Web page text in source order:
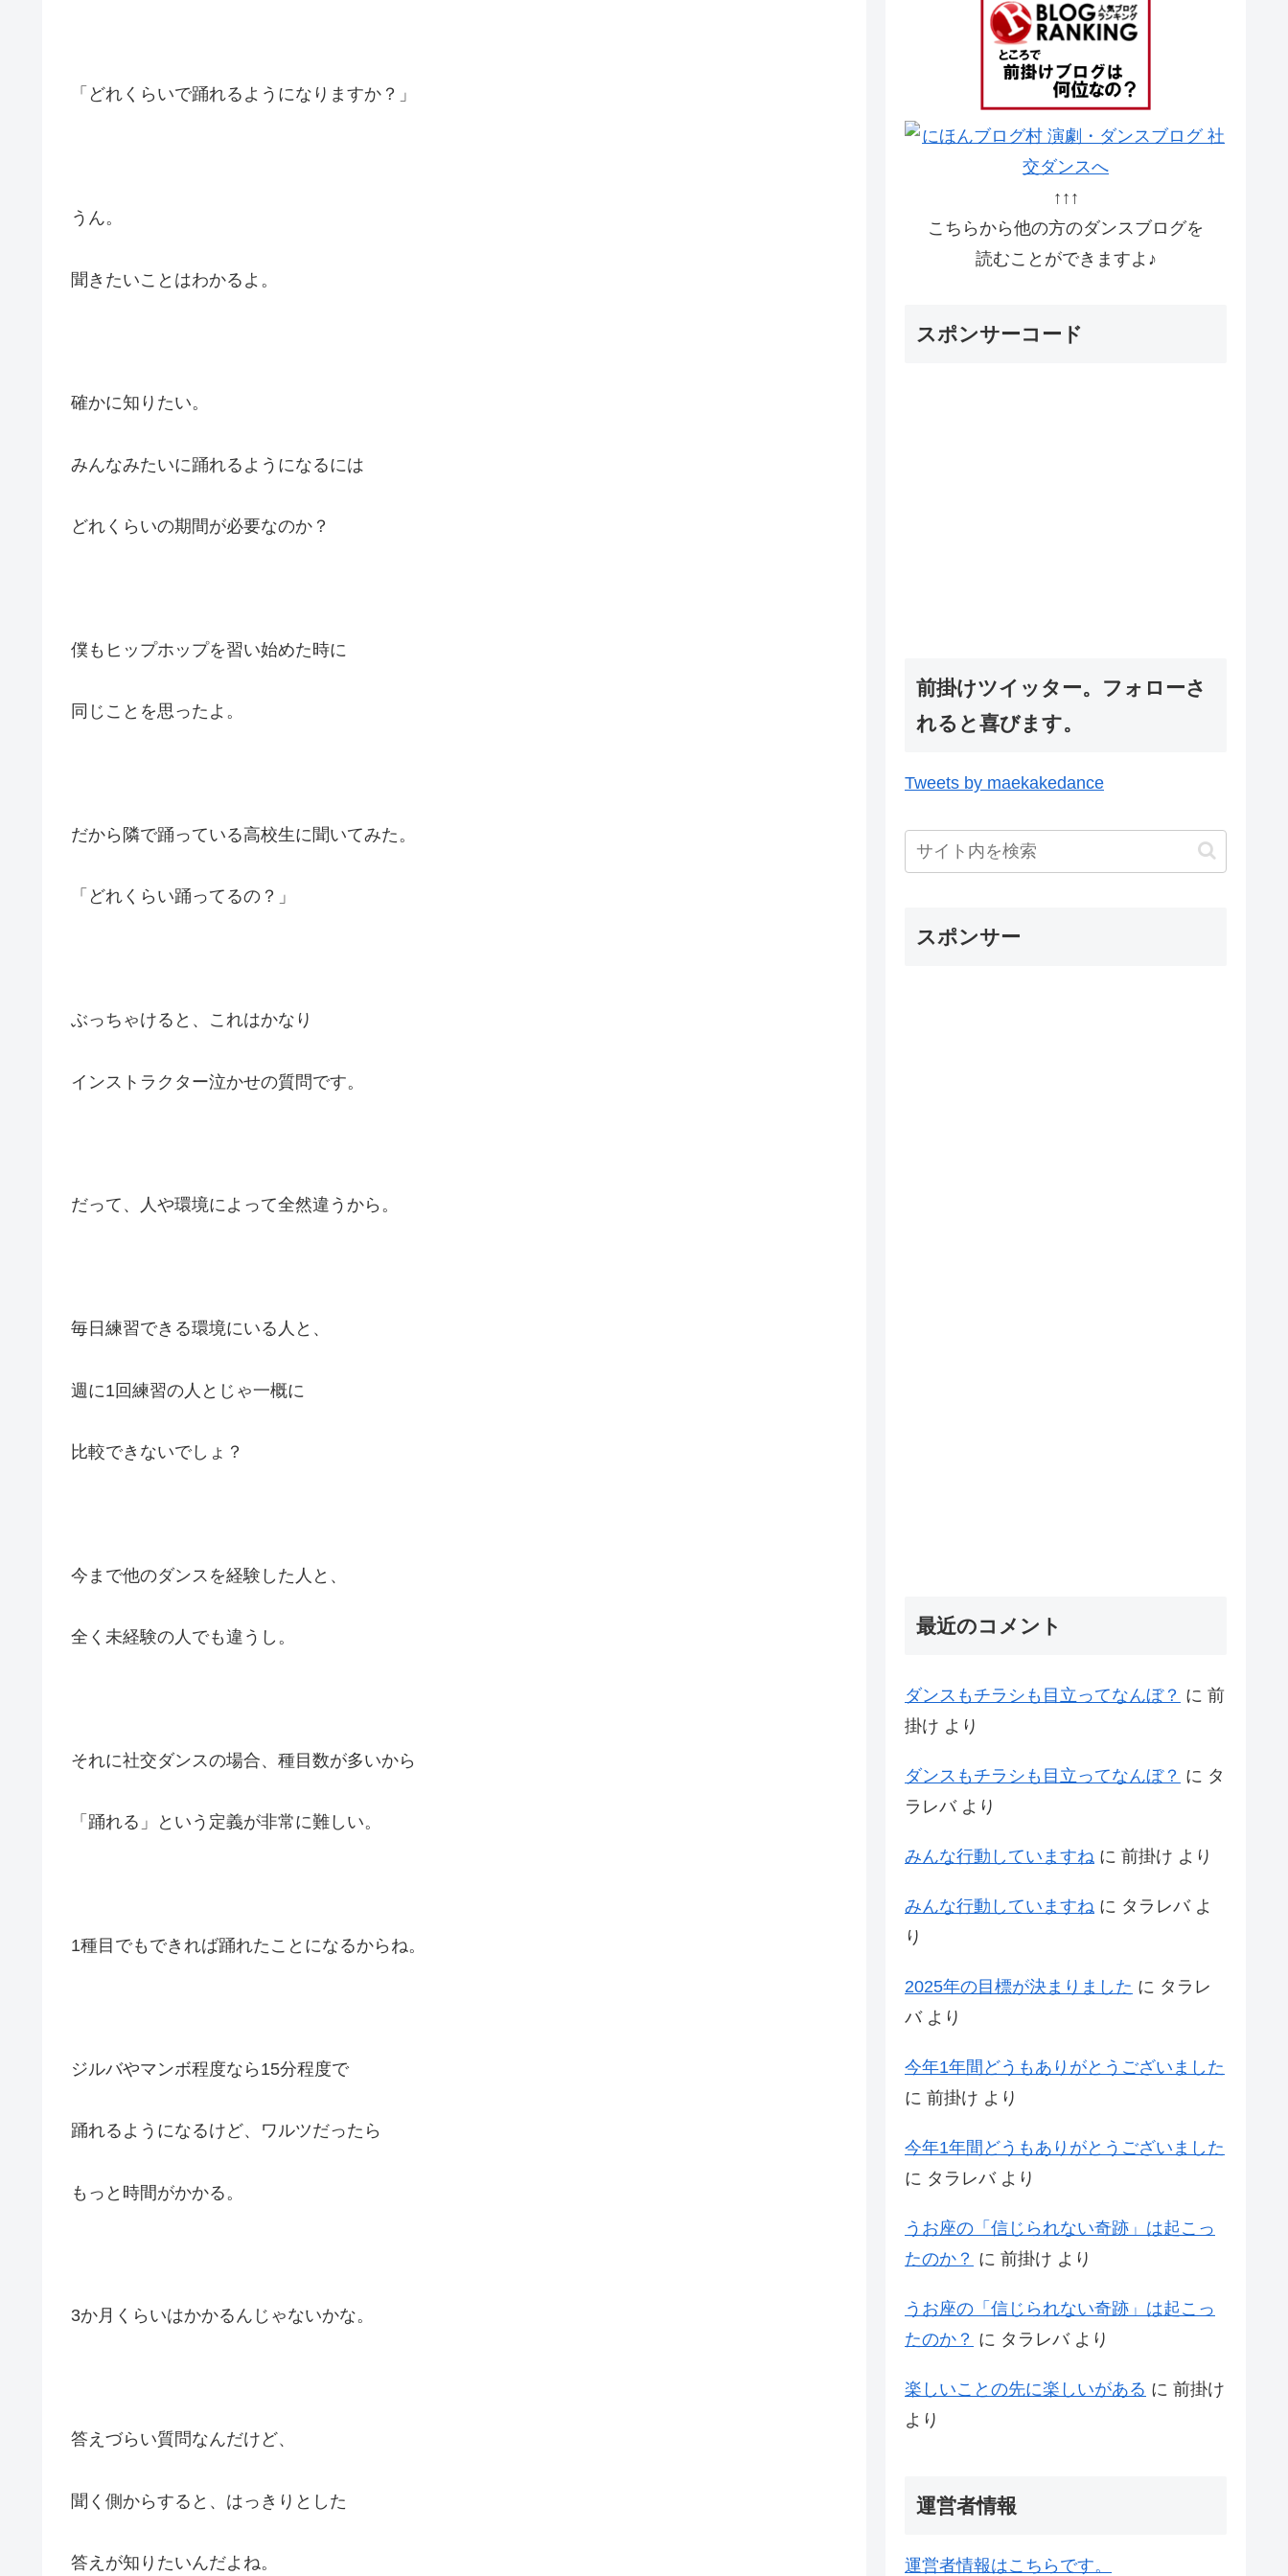
「どれくらいで踊れるようになりますか？」
うん。
聞きたいことはわかるよ。
確かに知りたい。
みんなみたいに踊れるようになるには
どれくらいの期間が必要なのか？
僕もヒップホップを習い始めた時に
同じことを思ったよ。
だから隣で踊っている高校生に聞いてみた。
「どれくらい踊ってるの？」
ぶっちゃけると、これはかなり
インストラクター泣かせの質問です。
だって、人や環境によって全然違うから。
毎日練習できる環境にいる人と、
週に1回練習の人とじゃ一概に
比較できないでしょ？
今まで他のダンスを経験した人と、
全く未経験の人でも違うし。
それに社交ダンスの場合、種目数が多いから
「踊れる」という定義が非常に難しい。
1種目でもできれば踊れたことになるからね。
ジルバやマンボ程度なら15分程度で
踊れるようになるけど、ワルツだったら
もっと時間がかかる。
3か月くらいはかかるんじゃないかな。
答えづらい質問なんだけど、
聞く側からすると、はっきりとした
答えが知りたいんだよね。
↑↑↑
こちらから他の方のダンスブログを
読むことができますよ♪
スポンサーコード
前掛けツイッター。フォローさ
れると喜びます。
Tweets by maekakedance
スポンサー
最近のコメント
ダンスもチラシも目立ってなんぼ？ に 前
掛け より
ダンスもチラシも目立ってなんぼ？ に タ
ラレバより
みんな行動していますね に 前掛け より
みんな行動していますね に タラレバよ
り
2025年の目標が決まりました に タラレ
バより
今年1年間どうもありがとうございました
に 前掛け より
今年1年間どうもありがとうございました
に タラレバより
うお座の「信じられない奇跡」は起こっ
たのか？ に 前掛け より
うお座の「信じられない奇跡」は起こっ
たのか？ に タラレバより
楽しいことの先に楽しいがある に 前掛け
より
運営者情報
運営者情報はこちらです。